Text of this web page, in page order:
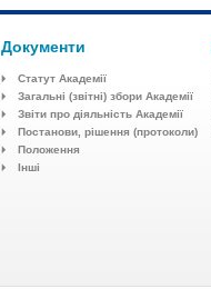
Документи
Статут Академії
Загальні (звітні) збори Академії
Звіти про діяльність Академії
Постанови, рішення (протоколи)
Положення
Інші